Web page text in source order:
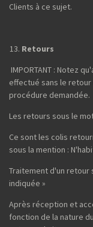
Clients à ce sujet.
Retours
IMPORTANT : Notez
effectué sans le
procédure demandée.
Les retours sous le
Ce sont les colis
sous la mention :
Traitement d'un retour
indiquée »
Après réception et
fonction de la nature